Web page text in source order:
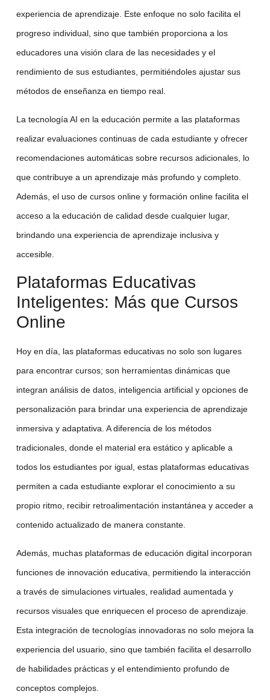
experiencia de aprendizaje. Este enfoque no solo facilita el
progreso individual, sino que también proporciona a los
educadores una visión clara de las necesidades y el
rendimiento de sus estudiantes, permitiéndoles ajustar sus
métodos de enseñanza en tiempo real.
La tecnología AI en la educación permite a las plataformas
realizar evaluaciones continuas de cada estudiante y ofrecer
recomendaciones automáticas sobre recursos adicionales, lo
que contribuye a un aprendizaje más profundo y completo.
Además, el uso de cursos onliney formación onlinefacilita el
acceso a la educación de calidad desde cualquier lugar,
brindando una experiencia de aprendizaje inclusiva y
accesible.
Plataformas Educativas
Inteligentes: Más que Cursos
Online
Hoy en día, las plataformas educativasno solo son lugares
para encontrar cursos; son herramientas dinámicas que
integran análisis de datos, inteligencia artificial y opciones de
personalización para brindar una experiencia de aprendizaje
inmersiva y adaptativa. A diferencia de los métodos
tradicionales, donde el material era estático y aplicable a
todos los estudiantes por igual, estas plataformas educativas
permiten a cada estudiante explorar el conocimiento a su
propio ritmo, recibir retroalimentación instantánea y acceder a
contenido actualizado de manera constante.
Además, muchas plataformas de educación digitalincorporan
funciones de innovación educativa , permitiendo la interacción
a través de simulaciones virtuales, realidad aumentada y
recursos visuales que enriquecen el proceso de aprendizaje.
Esta integración de tecnologías innovadoras no solo mejora la
experiencia del usuario, sino que también facilita el desarrollo
de habilidades prácticas y el entendimiento profundo de
conceptos complejos.